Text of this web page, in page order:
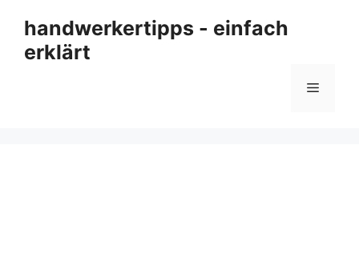
Inhalt
springen
handwerkertipps - einfach
erklärt
Menü